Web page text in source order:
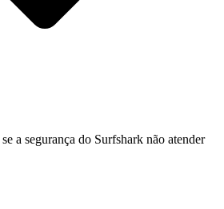
a segurança do Surfshark não atender